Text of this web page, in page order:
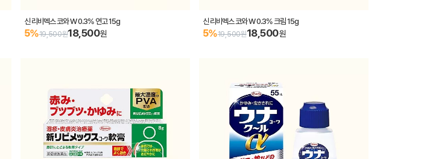
신 리비멕스 코와 W 0.3% 연고 15g
5%19,500원18,500원
신 리비멕스 코와 W 0.3% 크림 15g
5%19,500원18,500원